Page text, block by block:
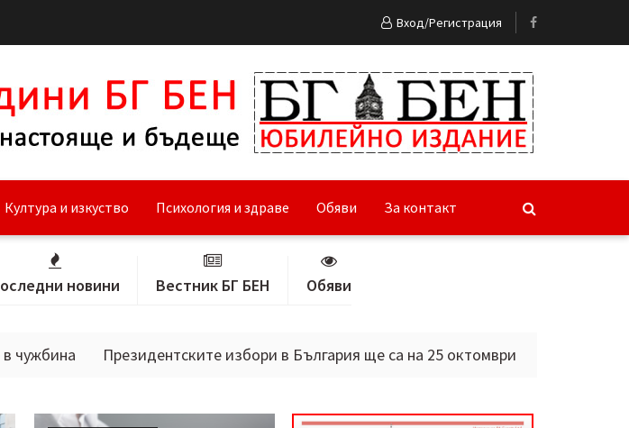
Вход/Регистрация
Култура и изкуство Психология и здраве Обяви За контакт
новини Вестник БГ БЕН Обяви
Президентските избори в България ще са на 25 октомври Тясно